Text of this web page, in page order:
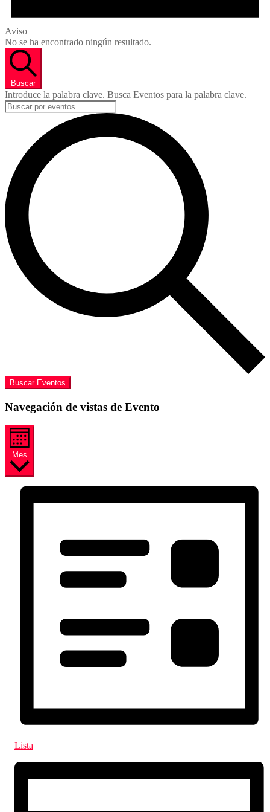
Aviso
No se ha encontrado ningún resultado.
Buscar
Introduce la palabra clave. Busca Eventos para la palabra clave.
Buscar Eventos
Navegación de vistas de Evento
Mes
Lista